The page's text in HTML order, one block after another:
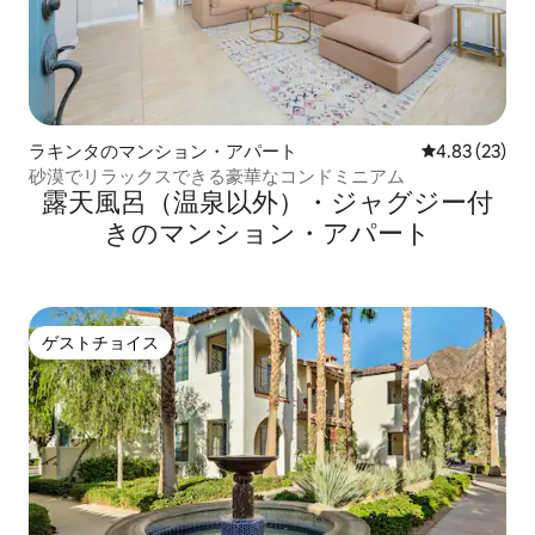
ラキンタのマンション・アパート レビュー23
4.83 (23)
砂漠でリラックスできる豪華なコンドミニアム
露天風呂（温泉以外）・ジャグジー付
きのマンション・アパート
ゲストチョイス
ゲストチョイス